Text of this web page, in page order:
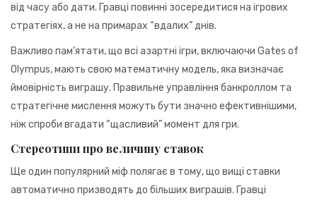
від часу або дати. Гравці повинні зосередитися на ігрових
стратегіях, а не на примарах “вдалих” днів.
Важливо пам’ятати, що всі азартні ігри, включаючи Gates of
Olympus, мають свою математичну модель, яка визначає
ймовірність виграшу. Правильне управління банкроллом та
стратегічне мислення можуть бути значно ефективнішими,
ніж спроби вгадати “щасливий” момент для гри.
Стереотипи про величину ставок
Ще один популярний міф полягає в тому, що вищі ставки
автоматично призводять до більших виграшів. Гравці